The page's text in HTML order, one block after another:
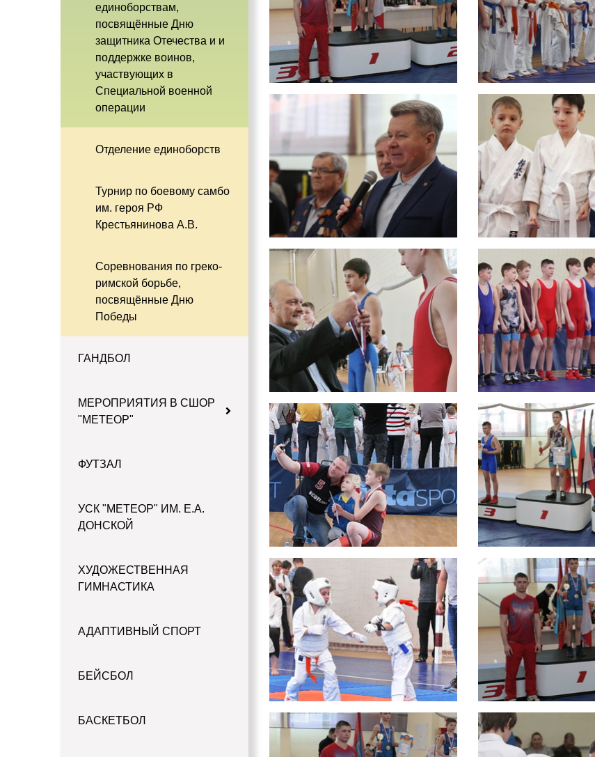
единоборствам,
посвящённые Дню
защитника Отечества и и
поддержке воинов,
участвующих в
Специальной военной
операции
Отделение единоборств
Турнир по боевому самбо
им. героя РФ
Крестьянинова А.В.
Соревнования по греко-
римской борьбе,
посвящённые Дню
Победы
ГАНДБОЛ
МЕРОПРИЯТИЯ В СШОР
"МЕТЕОР"
ФУТЗАЛ
УСК "МЕТЕОР" ИМ. Е.А.
ДОНСКОЙ
ХУДОЖЕСТВЕННАЯ
ГИМНАСТИКА
АДАПТИВНЫЙ СПОРТ
БЕЙСБОЛ
БАСКЕТБОЛ